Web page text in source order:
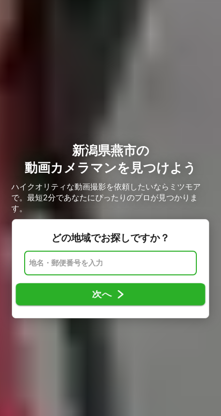
新潟県燕市の
動画カメラマンを見つけよう
ハイクオリティな動画撮影を依頼したいならミツモア
で。最短2分であなたにぴったりのプロが見つかりま
す。
どの地域でお探しですか？
次へ